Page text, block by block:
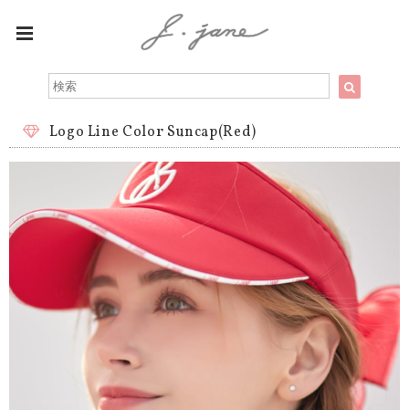
Logo Line Color Suncap(Red)